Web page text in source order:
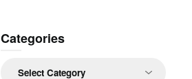
Categories